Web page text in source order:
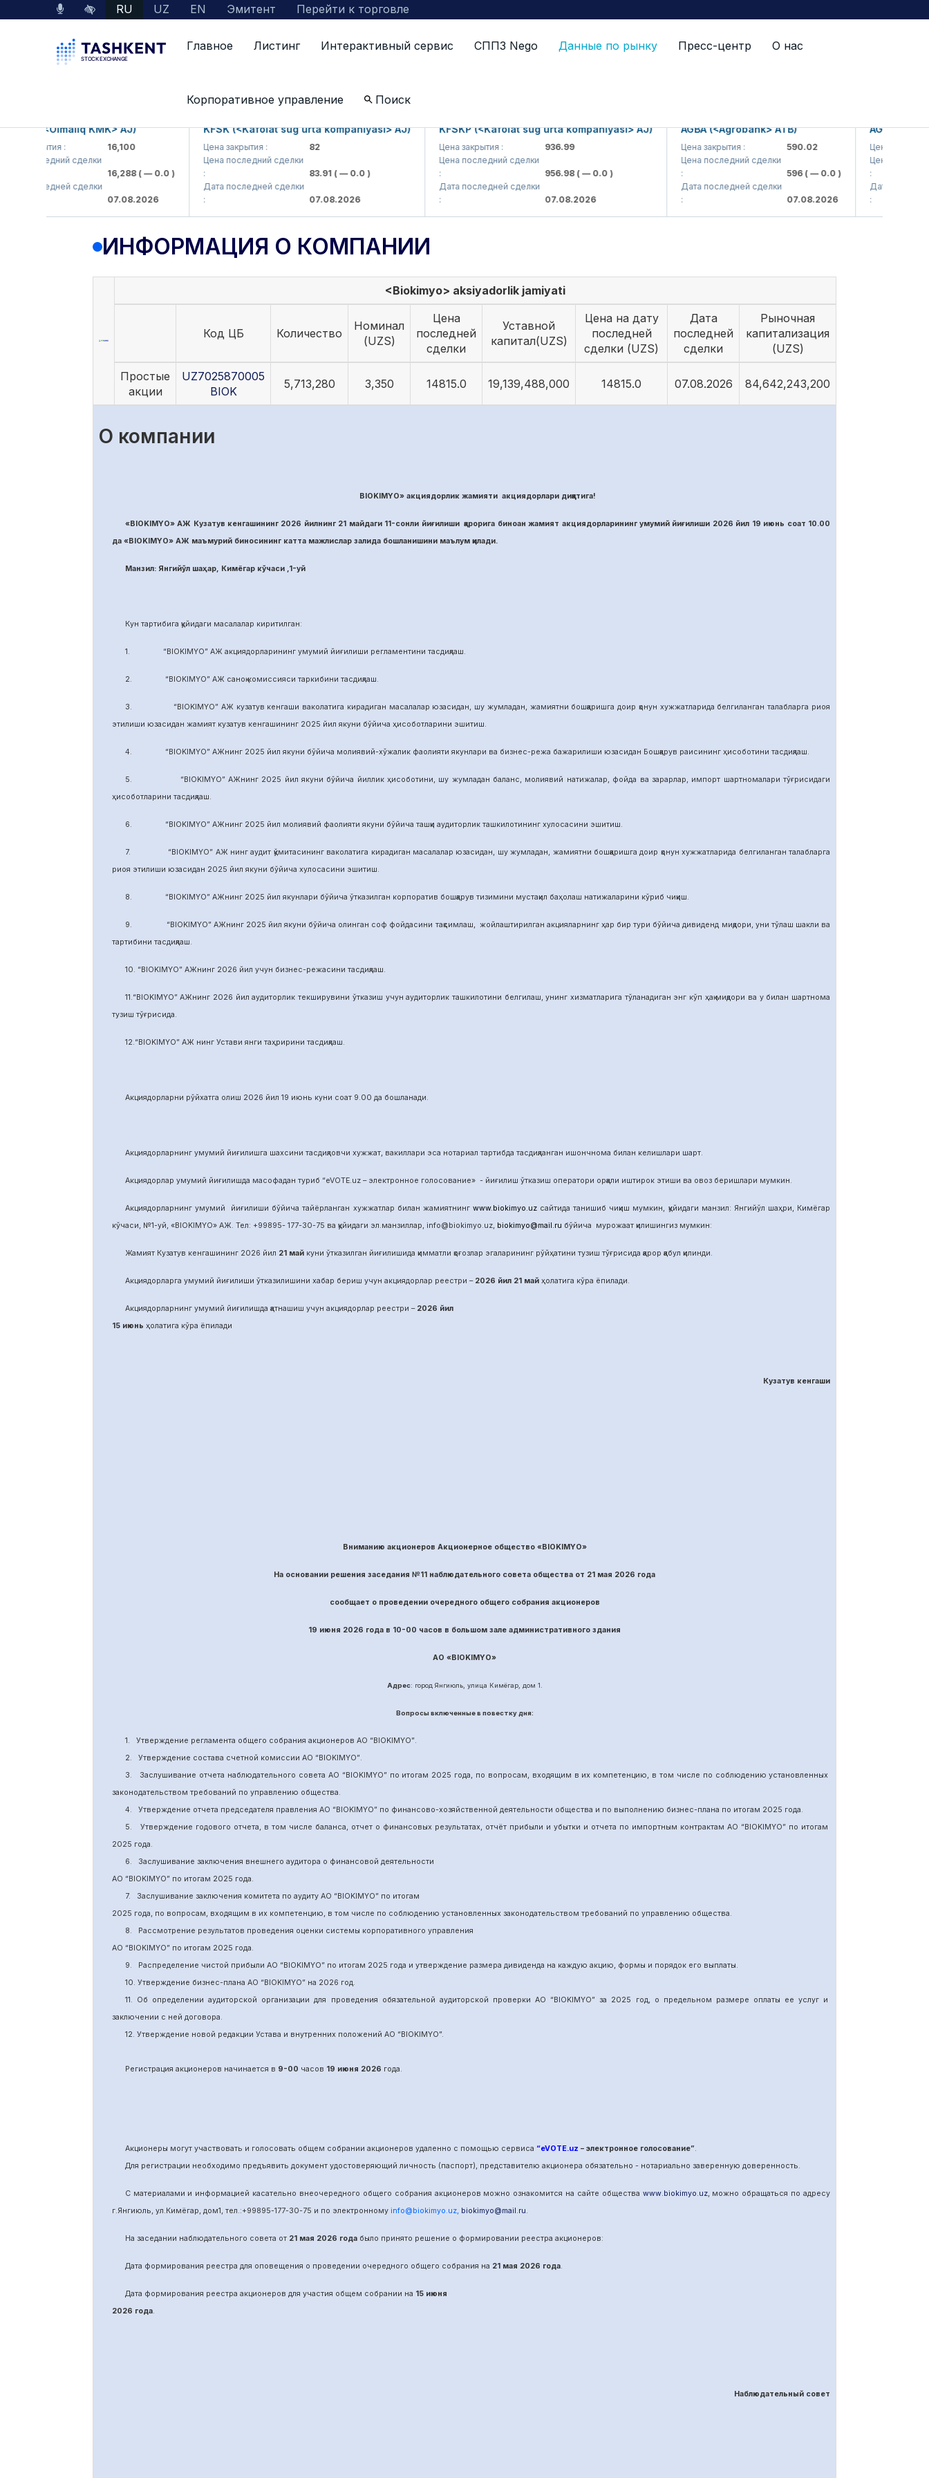
RU UZ EN Эмитент Перейти к торговле
Главное Листинг Интерактивный сервис СППЗ Nego Данные по рынку Пресс-центр О нас
Корпоративное управление Поиск
Информация о компании
(<Olmaliq KMK> AJ)
16,100
последний сделки
16,288( — 0.0 )
последней сделки
07.08.2026
KFSK (<Kafolat sug'urta kompaniyasi> AJ)
Цена закрытия :
Цена последний сделки
83.91( — 0.0 )
Дата последней сделки
07.08.2026
KFSKP (<Kafolat sug'urta kompaniyasi> AJ)
Цена закрытия :
936.99
Цена последний сделки
956.98( — 0.0 )
Дата последней сделки
07.08.2026
AGBA (<Agrobank> ATB)
Цена закрытия :
590.02
Цена последний сделки
( — 0.0 )
Дата последней сделки
07.08.2026
AGBAP
Цена закрытия :
Цена последний
Дата последней
ИНФОРМАЦИЯ О КОМПАНИИ
<Biokimyo> aksiyadorlik jamiyati
Код ЦБ Количество
Номинал
(UZS)
Цена
последней
сделки
Уставной
капитал(UZS)
Цена на дату
последней
сделки (UZS)
Дата
последней
сделки
Рыночная
капитализация
(UZS)
Простые
акции
UZ7025870005
BIOK
5,713,280 3,350 14815.0 19,139,488,000 14815.0 07.08.2026 84,642,243,200
О компании
BIOKIMYO» акциядорлик жамияти акциядорлари диққатига!
«BIOKIMYO» АЖ Кузатув кенгашининг 2026 йилнинг 21 майдаги 11-сонли йиғилиши қарорига биноан жамият акциядорларининг умумий йиғилиши 2026 йил 19 июнь соат 10.00
да «BIOKIMYO» АЖ маъмурий биносининг катта мажлислар залида бошланишини маълум қилади.
Манзил: Янгийўл шаҳар, Кимёгар кўчаси ,1-уй
Кун тартибига қуйидаги масалалар киритилган:
1. “BIOKIMYO” АЖ акциядорларининг умумий йиғилиши регламентини тасдиқлаш.
2. “BIOKIMYO” АЖ саноқ комиссияси таркибини тасдиқлаш.
3. “BIOKIMYO” АЖ кузатув кенгаши ваколатига кирадиган масалалар юзасидан, шу жумладан, жамиятни бошқаришга доир қонун хужжатларида белгиланган талабларга риоя
этилиши юзасидан жамият кузатув кенгашининг 2025 йил якуни бўйича ҳисоботларини эшитиш.
4. “BIOKIMYO” АЖнинг 2025 йил якуни бўйича молиявий-хўжалик фаолияти якунлари ва бизнес-режа бажарилиши юзасидан Бошқарув раисининг ҳисоботини тасдиқлаш.
5. “BIOKIMYO” АЖнинг 2025 йил якуни бўйича йиллик ҳисоботини, шу жумладан баланс, молиявий натижалар, фойда ва зарарлар, импорт шартномалари тўғрисидаги
ҳисоботларини тасдиқлаш.
6. “BIOKIMYO” АЖнинг 2025 йил молиявий фаолияти якуни бўйича ташқи аудиторлик ташкилотининг хулосасини эшитиш.
7. “BIOKIMYO” АЖ нинг аудит қўмитасининг ваколатига кирадиган масалалар юзасидан, шу жумладан, жамиятни бошқаришга доир қонун хужжатларида белгиланган талабларга
риоя этилиши юзасидан 2025 йил якуни бўйича хулосасини эшитиш.
8. “BIOKIMYO” АЖнинг 2025 йил якунлари бўйича ўтказилган корпоратив бошқарув тизимини мустақил баҳолаш натижаларини кўриб чиқиш.
9. “BIOKIMYO” АЖнинг 2025 йил якуни бўйича олинган соф фойдасини тақсимлаш, жойлаштирилган акцияларнинг ҳар бир тури бўйича дивиденд миқдори, уни тўлаш шакли ва
тартибини тасдиқлаш.
10. “BIOKIMYO” АЖнинг 2026 йил учун бизнес-режасини тасдиқлаш.
11.“BIOKIMYO” АЖнинг 2026 йил аудиторлик текширувини ўтказиш учун аудиторлик ташкилотини белгилаш, унинг хизматларига тўланадиган энг кўп ҳақ миқдори ва у билан шартнома
тузиш тўғрисида.
12.“BIOKIMYO” АЖ нинг Устави янги таҳририни тасдиқлаш.
Акциядорларни рўйхатга олиш 2026 йил 19 июнь куни соат 9.00 да бошланади.
Акциядорларнинг умумий йиғилишга шахсини тасдиқловчи хужжат, вакиллари эса нотариал тартибда тасдиқланган ишончнома билан келишлари шарт.
Акциядорлар умумий йиғилишда масофадан туриб “eVOTE.uz – электронное голосование» - йиғилиш ўтказиш оператори орқали иштирок этиши ва овоз беришлари мумкин.
Акциядорларнинг умумий йиғилиши бўйича тайёрланган хужжатлар билан жамиятнинг www.biokimyo.uzсайтида танишиб чиқиш мумкин, қуйидаги манзил: Янгийўл шаҳри, Кимёгар
кўчаси, №1-уй, «BIOKIMYO» АЖ. Тел: +99895- 177-30-75 ва қуйидаги эл.манзиллар, info@biokimyo.uz, biokimyo@mail.ru бўйича мурожаат қилишингиз мумкин:
Жамият Кузатув кенгашининг 2026 йил 21 майкуни ўтказилган йиғилишида қимматли қоғозлар эгаларининг рўйҳатини тузиш тўғрисида қарор қабул қилинди.
Акциядорларга умумий йиғилиши ўтказилишини хабар бериш учун акциядорлар реестри – 2026 йил 21 майҳолатига кўра ёпилади.
Акциядорларнинг умумий йиғилишда қатнашиш учун акциядорлар реестри – 2026 йил
15 июнь ҳолатига кўра ёпилади
Кузатув кенгаши
Вниманию акционеров Акционерное общество «BIOKIMYO»
На основании решения заседания №11 наблюдательного совета общества от 21 мая 2026 года
сообщает о проведении очередного общего собрания акционеров
19 июня 2026 года в 10-00 часов в большом зале административного здания
АО «BIOKIMYO»
Адрес: город Янгиюль, улица Кимёгар, дом 1.
Вопросы включенные в повестку дня:
1. Утверждение регламента общего собрания акционеров АО “BIOKIMYO”.
2.
Утверждение состава счетной комиссии АО “BIOKIMYO”.
3.
Заслушивание отчета наблюдательного совета АО “BIOKIMYO”по итогам 2025 года, по вопросам, входящим в их компетенцию, в том числе по соблюдению установленных
законодательством требований по управлению общества.
4.
Утверждение отчета председателя правления АО “BIOKIMYO”по финансово-хозяйственной деятельности общества и по выполнению бизнес-плана по итогам 2025 года.
5.
Утверждение годового отчета, в том числе баланса, отчет о финансовых результатах, отчёт прибыли и убытки и отчета по импортным контрактам АО “BIOKIMYO” по итогам
2025 года.
6.
Заслушивание заключения внешнего аудитора о финансовой деятельности
АО “BIOKIMYO”по итогам 2025 года.
7.
Заслушивание заключения комитета по аудитуАО “BIOKIMYO”по итогам
2025 года, по вопросам, входящим в их компетенцию, в том числе по соблюдению установленных законодательством требований по управлению общества.
8.
Рассмотрение результатов проведения оценки системы корпоративного управления
АО “BIOKIMYO”по итогам 2025 года.
9.
Распределение чистой прибыли АО “BIOKIMYO”по итогам 2025 года и утверждение размера дивиденда на каждую акцию, формы и порядок его выплаты.
10. Утверждение бизнес-плана АО “BIOKIMYO”на 2026 год.
11.
Об определении аудиторской организации для проведения обязательной аудиторской проверки АО “BIOKIMYO” за 2025 год, о предельном размере оплаты ее услуг и
заключении с ней договора.
12. Утверждение новой редакции Устава и внутренних положений АО “BIOKIMYO”.
Регистрация акционеров начинается в 9-00 часов 19 июня 2026 года.
Акционеры могут участвовать и голосовать общем собрании акционеров удаленно с помощью сервиса “eVOTE.uz – электронное голосование”.
Для регистрации необходимо предъявить документ удостоверяющий личность (паспорт), представителю акционера обязательно - нотариально заверенную доверенность.
С материалами и информацией касательно внеочередного общего собрания акционеров можно ознакомится на сайте общества www.biokimyo.uz, можно обращаться по адресу
г.Янгиюль, ул.Кимёгар, дом1, тел.:+99895-177-30-75 и по электронному info@biokimyo.uz, biokimyo@mail.ru.
На заседании наблюдательного совета от 21 мая 2026 годабыло принято решение о формировании реестра акционеров:
Дата формирования реестра для оповещения о проведении очередного общего собрания на 21 мая 2026 года.
Дата формирования реестра акционеров для участия общем собрании на 15 июня
2026 года.
Наблюдательный совет